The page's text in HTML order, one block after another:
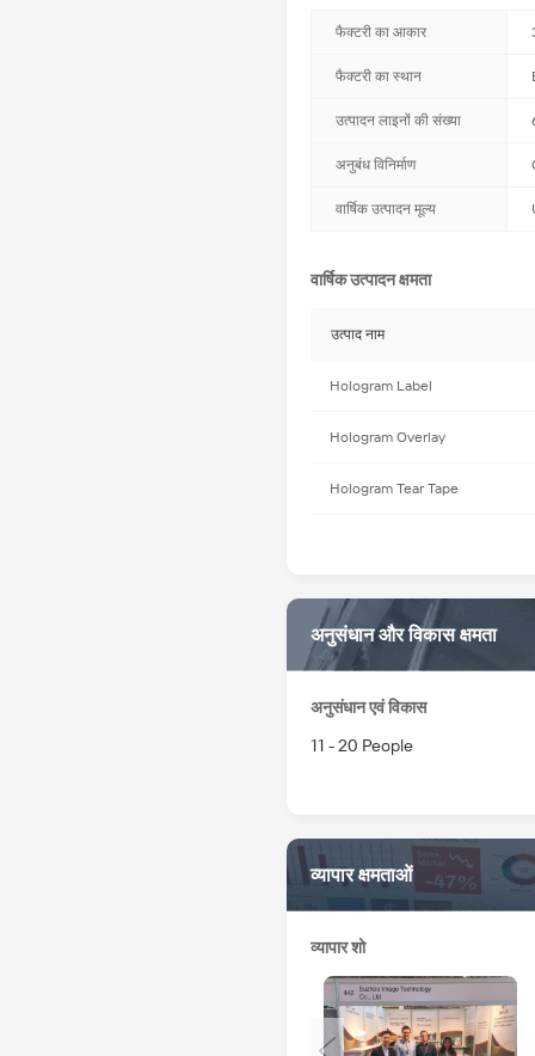
फैक्टरी का आकार
फैक्टरी का स्थान
उत्पादन लाइनों की संख्या
अनुबंध विनिर्माण
वार्षिक उत्पादन मूल्य
वार्षिक उत्पादन क्षमता
उत्पाद नाम
Hologram Label
Hologram Overlay
Hologram Tear Tape
अनुसंधान और विकास क्षमता
अनुसंधान एवं विकास
11 - 20 People
व्यापार क्षमताओं
व्यापार शो